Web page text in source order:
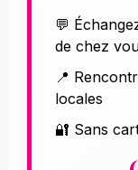
💬
de chez
📍
locales
🔐 Sans